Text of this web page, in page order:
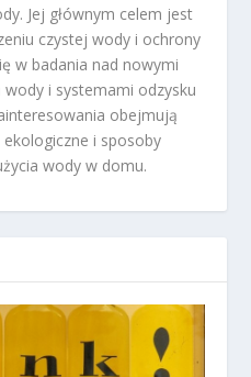
Jej głównym celem jest
czystej wody i ochrony
w badania nad nowymi
i systemami odzysku
obejmują
i sposoby
wody w domu.